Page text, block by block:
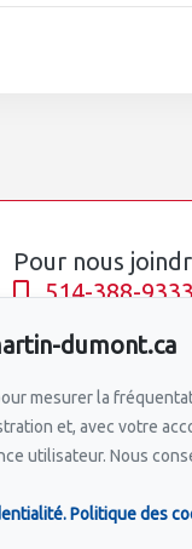
Pour nous
514-388-
Écrivez-nous
dumont.ca
mesurer la
et, avec votre
utilisateur. Nous
Politique des